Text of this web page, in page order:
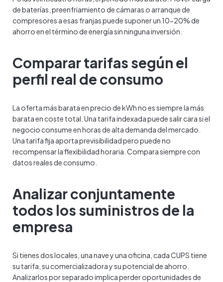
de baterías, preenfriamiento de cámaras o arranque de
compresores a esas franjas puede suponer un 10-20% de
ahorro en el término de energía sin ninguna inversión.
Comparar tarifas según el
perfil real de consumo
La oferta más barata en precio de kWh no es siempre la más
barata en coste total. Una tarifa indexada puede salir cara si el
negocio consume en horas de alta demanda del mercado.
Una tarifa fija aporta previsibilidad pero puede no
recompensar la flexibilidad horaria. Compara siempre con
datos reales de consumo.
Analizar conjuntamente
todos los suministros de la
empresa
Si tienes dos locales, una nave y una oficina, cada CUPS tiene
su tarifa, su comercializadora y su potencial de ahorro.
Analizarlos por separado implica perder oportunidades de